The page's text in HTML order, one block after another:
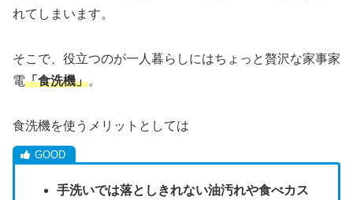
れてしまいます。
そこで、役立つのが一人暮らしにはちょっと贅沢な家事家
電「食洗機」。
食洗機を使うメリットとしては
手洗いでは落としきれない油汚れや食べカス